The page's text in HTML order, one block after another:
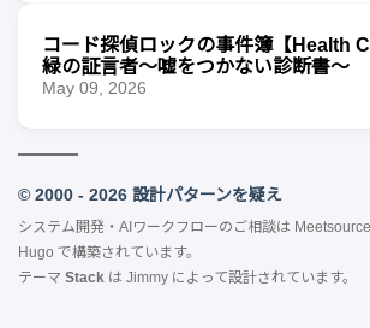
コード探偵ロックの事件簿【Health
緑の証言者〜嘘をつかない診断書〜
May 09, 2026
© 2000 - 2026 設計パターンを疑え
システム開発・AIワークフローのご相談は Meetsource
Hugo で構築されています。
テーマ Stack は Jimmy によって設計されています。